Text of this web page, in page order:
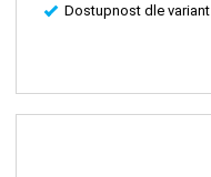
Dostupnost dle variant